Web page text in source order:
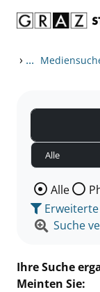
› ...
Wählen Sie
Alle
Suche
Ihre Suche
Meinten Sie: